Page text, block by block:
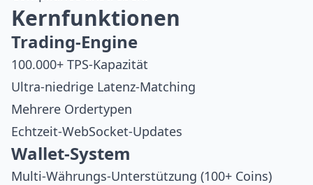
Kernfunktionen
Trading-Engine
100.000+ TPS-Kapazität
Ultra-niedrige Latenz-Matching
Mehrere Ordertypen
Echtzeit-WebSocket-Updates
Wallet-System
Multi-Währungs-Unterstützung (100+ Coins)